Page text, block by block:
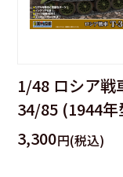
1/48 ロシア戦
34/85 (1944年
3,300円(税込)